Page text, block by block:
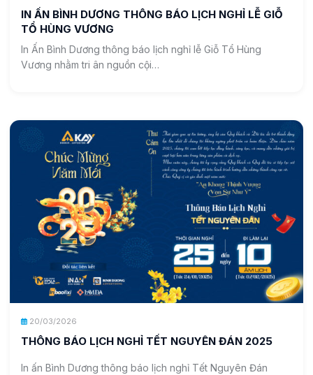
IN ẤN BÌNH DƯƠNG THÔNG BÁO LỊCH NGHỈ LỄ GIỖ
TỔ HÙNG VƯƠNG
In Ấn Bình Dương thông báo lịch nghỉ lễ Giỗ Tổ Hùng
Vương nhằm tri ân nguồn cội…
20/03/2026
THÔNG BÁO LỊCH NGHỈ TẾT NGUYÊN ĐÁN 2025
In ấn Bình Dương thông báo lịch nghỉ Tết Nguyên Đán